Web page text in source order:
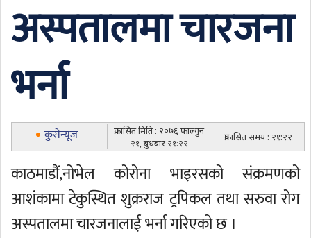
अस्पतालमा चारजना
भर्ना
कुसेन्यूज
प्रकासित मिति : २०७६ फाल्गुन
२१, बुधबार २१:२२
प्रकासित समय : २१:२२
काठमाडौं,नोभेल कोरोना भाइरसको संक्रमणको
आशंकामा टेकुस्थित शुक्रराज ट्रपिकल तथा सरुवा रोग
अस्पतालमा चारजनालाई भर्ना गरिएको छ ।